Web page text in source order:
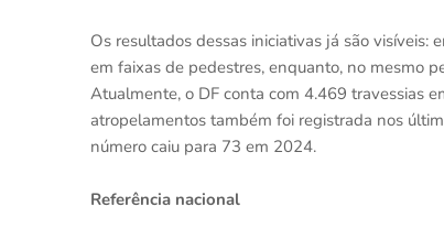
Os resultados dessas iniciativas já são
em faixas de pedestres, enquanto, no mesmo
Atualmente, o DF conta com 4.469 travessias
atropelamentos também foi registrada nos
número caiu para 73 em 2024.
Referência nacional